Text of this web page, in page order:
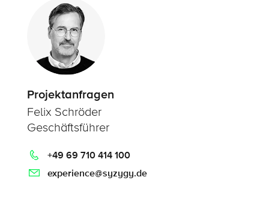
Projektanfragen
Felix Schröder
Geschäftsführer
+49 69 710 414 100
experience@syzygy.de